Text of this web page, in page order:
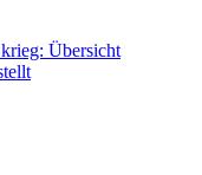
Übersicht